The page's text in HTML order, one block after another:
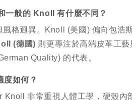
一般的 Knoll 有什麼不同？
風格迥異。Knoll (美國) 偏向包浩
(德國) 則更專注於高端皮革工
Quality) 的代表。
度如何？
Knoll 非常重視人體工學，硬殼內